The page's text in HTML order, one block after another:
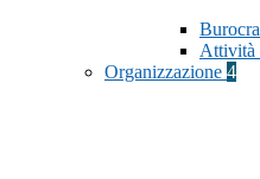
Attività
Organizzazione 4